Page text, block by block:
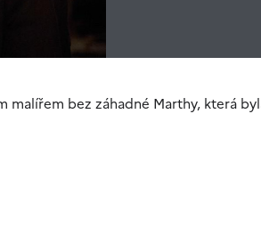
malířem bez záhadné Marthy, která